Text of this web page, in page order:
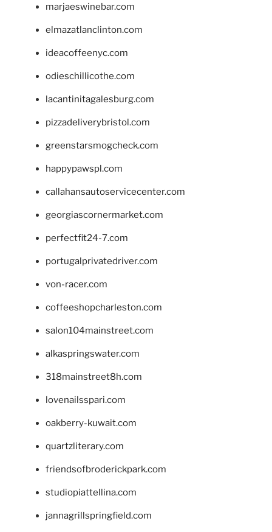
marjaeswinebar.com
elmazatlanclinton.com
ideacoffeenyc.com
odieschillicothe.com
lacantinitagalesburg.com
pizzadeliverybristol.com
greenstarsmogcheck.com
happypawspl.com
callahansautoservicecenter.com
georgiascornermarket.com
perfectfit24-7.com
portugalprivatedriver.com
von-racer.com
coffeeshopcharleston.com
salon104mainstreet.com
alkaspringswater.com
318mainstreet8h.com
lovenailsspari.com
oakberry-kuwait.com
quartzliterary.com
friendsofbroderickpark.com
studiopiattellina.com
jannagrillspringfield.com